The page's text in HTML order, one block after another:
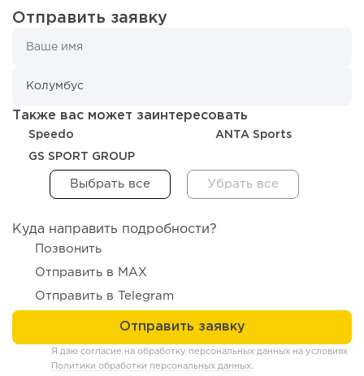
202
188
«Прибыль 20 млн в год, а я ездил на метро»: куда в
интернет-магазине...
Отправить заявку
Также вас может заинтересовать
Speedo ANTA Sports
GS SPORT GROUP
Куда направить подробности?
Позвонить
Отправить в MAX
Отправить в Telegram
Я даю согласие на обработку персональных данных на условиях
Политики обработки персональных данных.